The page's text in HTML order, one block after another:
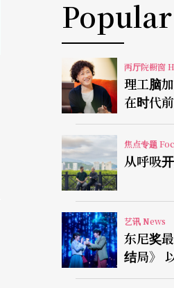
Popular
两厅院橱窗
理工脑
在时代
焦点专题
从呼吸
艺讯 News
东尼奖
结局》
视有限